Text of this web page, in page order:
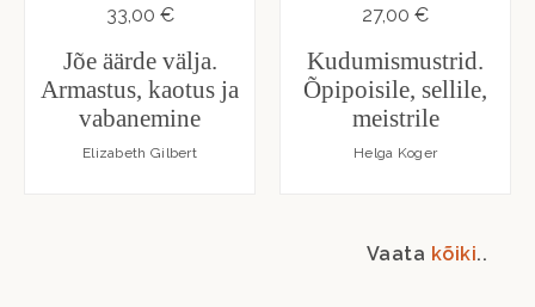
33,00 €
Jõe äärde välja.
Armastus, kaotus ja
vabanemine
Elizabeth Gilbert
27,00 €
Kudumismustrid.
Õpipoisile, sellile,
meistrile
Helga Koger
Vaata kõiki..